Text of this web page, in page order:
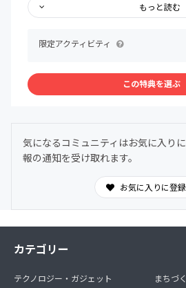
*1 X、Instagram
*1 お名前掲載をご希望の場合は必
orニックネームをご記入ください。
*2 イベントの先着告知スケジュー
メール・公式LINEで予約のご案内
*2 学生中心の活動は開催日が土日に
*6 アクティビティ（このサイトの
限定公開
もっと読む
限定アクティビティ
この特典を選ぶ
気になるコミュニティはお気に入り
報の通知を受け取れます。
お気に入りに登
カテゴリー
テクノロジー・ガジェット
まちづ